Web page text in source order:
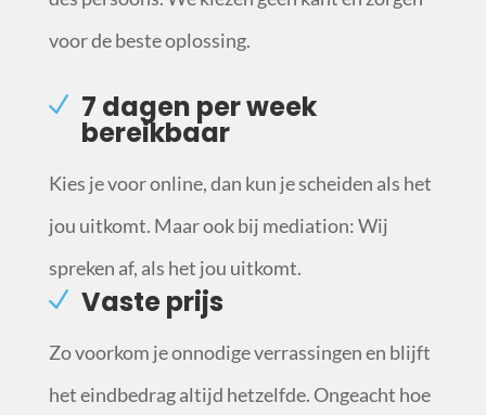
voor de beste oplossing.
7 dagen per week
bereikbaar
Kies je voor online, dan kun je scheiden als het
jou uitkomt. Maar ook bij mediation: Wij
spreken af, als het jou uitkomt.
Vaste prijs
Zo voorkom je onnodige verrassingen en blijft
het eindbedrag altijd hetzelfde. Ongeacht hoe